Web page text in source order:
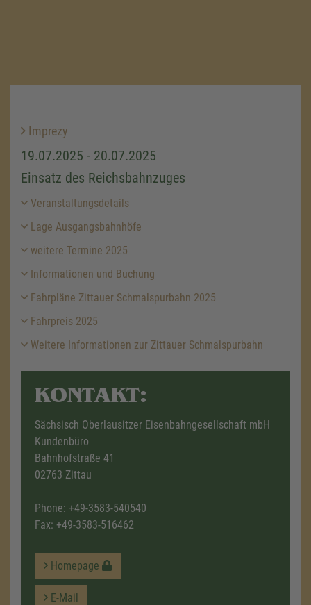
Imprezy
19.07.2025 - 20.07.2025
Einsatz des Reichsbahnzuges
Veranstaltungsdetails
Lage Ausgangsbahnhöfe
weitere Termine 2025
Informationen und Buchung
Fahrpläne Zittauer Schmalspurbahn 2025
Fahrpreis 2025
Weitere Informationen zur Zittauer Schmalspurbahn
KONTAKT:
Sächsisch Oberlausitzer Eisenbahngesellschaft mbH
Kundenbüro
Bahnhofstraße 41
02763 Zittau
Phone: +49-3583-540540
Fax: +49-3583-516462
Homepage
E-Mail